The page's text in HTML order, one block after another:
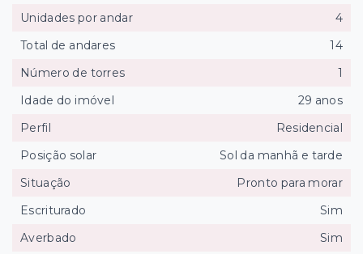
Unidades por andar
4
Total de andares
14
Número de torres
1
Idade do imóvel
29 anos
Perfil
Residencial
Posição solar
Sol da manhã e tarde
Situação
Pronto para morar
Escriturado
Sim
Averbado
Sim